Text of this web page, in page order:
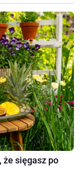
że sięgasz po